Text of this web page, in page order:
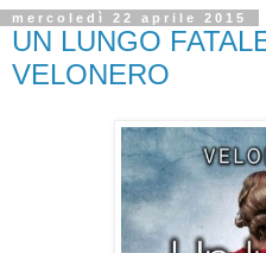
mercoledì 22 aprile 2015
UN LUNGO
VELONERO